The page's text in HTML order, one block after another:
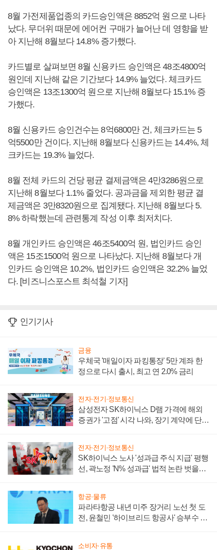
8월 가전제품업종의 카드승인액은 8852억 원으로 나타
났다. 무더위 때문에 에어컨 구매가 늘어난 데 영향을 받
아 지난해 8월보다 14.8% 증가했다.
카드별로 살펴보면 8월 신용카드 승인액은 48조4800억
원인데 지난해 같은 기간보다 14.9% 늘었다. 체크카드
승인액은 13조1300억 원으로 지난해 8월보다 15.1% 증
가했다.
8월 신용카드 승인건수는 8억6800만 건, 체크카드는 5
억5500만 건이다. 지난해 8월보다 신용카드는 14.4%, 체
크카드는 19.3% 늘었다.
8월 전체 카드의 건당 평균 결제금액은 4만3286원으로
지난해 8월보다 1.1% 줄었다. 공과금을 제외한 평균 결
제금액은 3만8320원으로 집계됐다. 지난해 8월보다 5.
8% 하락했는데 관련통계 작성 이후 최저치다.
8월 개인카드 승인액은 46조5400억 원, 법인카드 승인
액은 15조1500억 원으로 나타났다. 지난해 8월보다 개
인카드 승인액은 10.2%, 법인카드 승인액은 32.2% 늘었
다. [비즈니스포스트 최석철 기자]
인기기사
금융
우체국 '매일이자 파킹통장' 5만 계좌 한
정으로 다시 출시, 최고 연 2.0% 금리
전자·전기·정보통신
삼성전자 SK하이닉스 D램 가격에 해외
증권가 '고점' 시각 나와, 장기 계약에 단점
전자·전기·정보통신
SK하이닉스 노사 '성과급 주식 지급' 평행
선, 곽노정 'N% 성과급' 법적 논란 벗을지
항공·물류
파라타항공 내년 미주 장거리 노선 첫 도
전, 윤철민 '하이브리드 항공사' 승부수 통
소비자·유통